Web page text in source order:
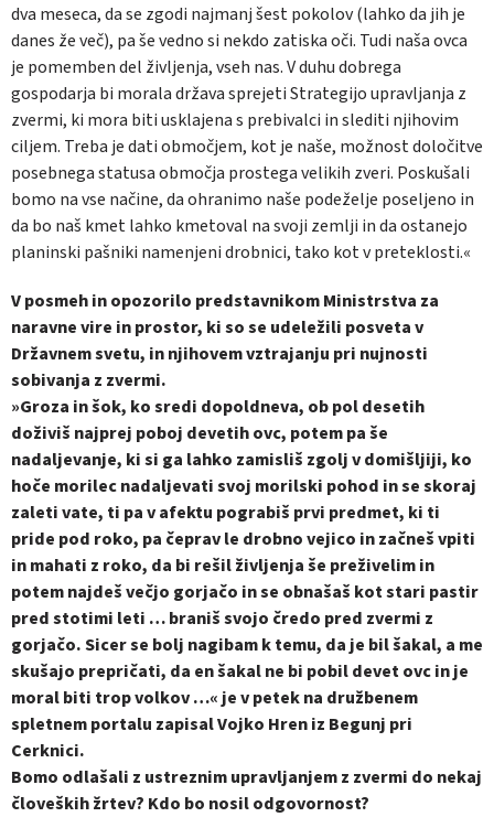
dva meseca, da se zgodi najmanj šest pokolov (lahko da jih je
danes že več), pa še vedno si nekdo zatiska oči. Tudi naša ovca
je pomemben del življenja, vseh nas. V duhu dobrega
gospodarja bi morala država sprejeti Strategijo upravljanja z
zvermi, ki mora biti usklajena s prebivalci in slediti njihovim
ciljem. Treba je dati območjem, kot je naše, možnost določitve
posebnega statusa območja prostega velikih zveri. Poskušali
bomo na vse načine, da ohranimo naše podeželje poseljeno in
da bo naš kmet lahko kmetoval na svoji zemlji in da ostanejo
planinski pašniki namenjeni drobnici, tako kot v preteklosti.«
V posmeh in opozorilo predstavnikom Ministrstva za
naravne vire in prostor, ki so se udeležili posveta v
Državnem svetu, in njihovem vztrajanju pri nujnosti
sobivanja z zvermi.
»Groza in šok, ko sredi dopoldneva, ob pol desetih
doživiš najprej poboj devetih ovc, potem pa še
nadaljevanje, ki si ga lahko zamisliš zgolj v domišljiji, ko
hoče morilec nadaljevati svoj morilski pohod in se skoraj
zaleti vate, ti pa v afektu pograbiš prvi predmet, ki ti
pride pod roko, pa čeprav le drobno vejico in začneš vpiti
in mahati z roko, da bi rešil življenja še preživelim in
potem najdeš večjo gorjačo in se obnašaš kot stari pastir
pred stotimi leti … braniš svojo čredo pred zvermi z
gorjačo. Sicer se bolj nagibam k temu, da je bil šakal, a me
skušajo prepričati, da en šakal ne bi pobil devet ovc in je
moral biti trop volkov …« je v petek na družbenem
spletnem portalu zapisal Vojko Hren iz Begunj pri
Cerknici.
Bomo odlašali z ustreznim upravljanjem z zvermi do nekaj
človeških žrtev? Kdo bo nosil odgovornost?